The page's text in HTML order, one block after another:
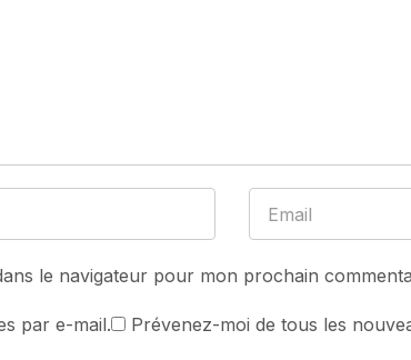
le navigateur pour mon prochain
par e-mail. Prévenez-moi de tous les